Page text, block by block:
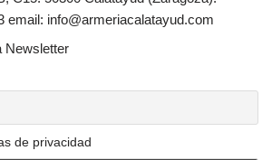
email: info@armeriacalatayud.com
Newsletter
de privacidad